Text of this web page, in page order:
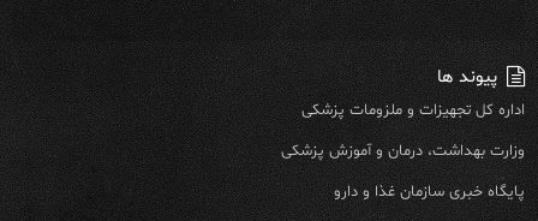
پیوند ها
اداره کل تجهیزات و ملزومات پزشکی
وزارت بهداشت، درمان و آموزش پزشکی
پایگاه خبری سازمان غذا و دارو